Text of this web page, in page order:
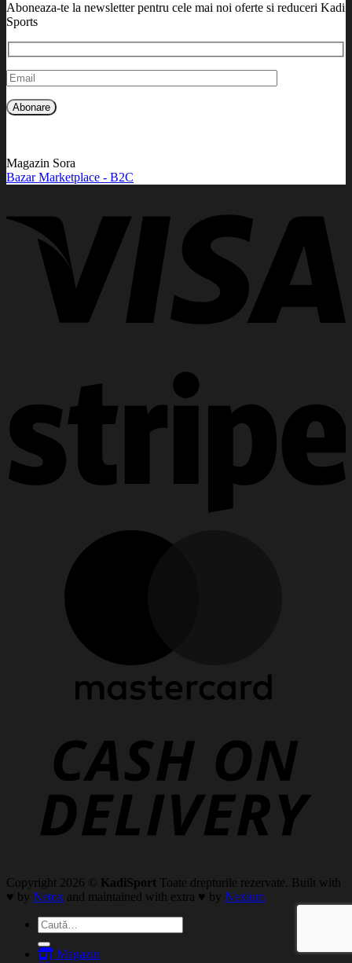
Aboneaza-te la newsletter pentru cele mai noi oferte si reduceri Kadi
Sports
Magazin Sora
Bazar Marketplace - B2C
Copyright 2026 © KadiSport Toate drepturile rezervate. Built with
♥ by Netox and maintained with extra ♥ by Nexium
Caută
după:
Magazin